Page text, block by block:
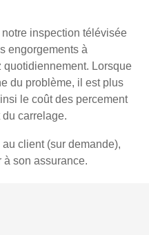
inspection télévisée
engorgements à
quotidiennement. Lorsque
du problème, il est plus
le coût des percement
carrelage.
client (sur demande),
son assurance.